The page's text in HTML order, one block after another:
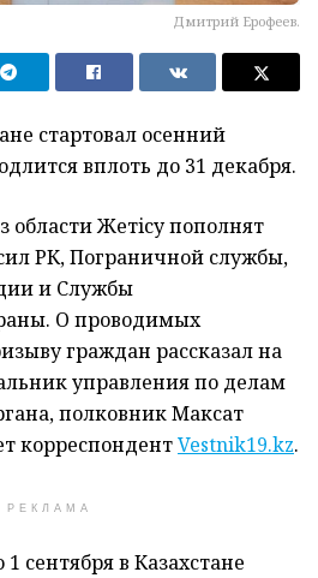
Дмитрий Ерофеев.
стартовал осенний
вплоть до 31 декабря.
области Жетiсу пополнят
РК, Пограничной службы,
и Службы
О проводимых
граждан рассказал на
управления по делам
полковник Максат
корреспондентVestnik19.kz.
РЕКЛАМА
сентября в Казахстане